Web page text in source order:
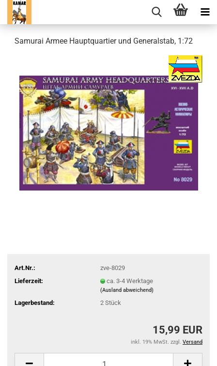
Samurai Armee Hauptquartier und Generalstab, 1:72
Art.Nr.:
zve-8029
Lieferzeit:
ca. 3-4 Werktage
(Ausland abweichend)
Lagerbestand: 2 Stück
15,99 EUR
inkl. 19% MwSt. zzgl. Versand